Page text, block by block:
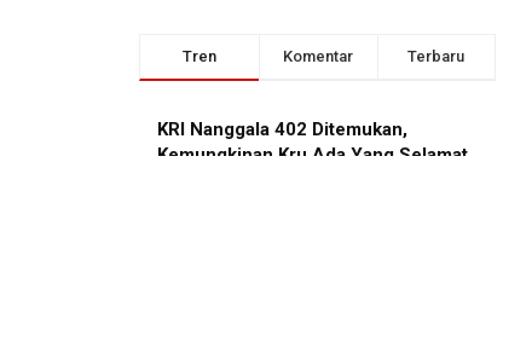
Tren Komentar Terbaru
KRI Nanggala 402 Ditemukan,
Kemungkinan Kru Ada Yang Selamat